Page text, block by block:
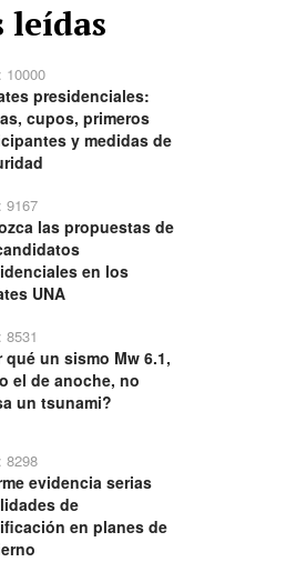
leídas
10000
presidenciales:
cupos, primeros
y medidas de
9167
las propuestas de
en los
UNA
8531
qué un sismo Mw 6.1,
el de anoche, no
un tsunami?
8298
evidencia serias
de
en planes de